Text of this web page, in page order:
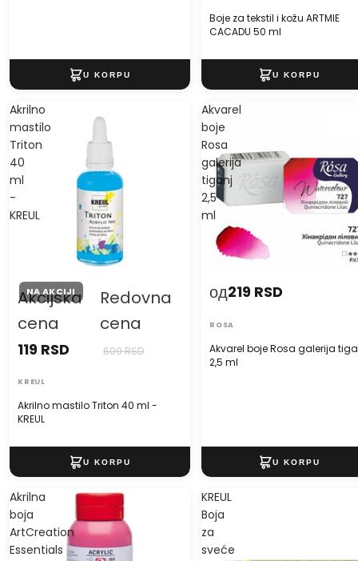
Boje za tekstil i kožu ARTMIE
CACADU 50 ml
Akrilno
mastilo
Triton
40
ml
-
KREUL
NA AKCIJI
Akrilno mastilo Triton 40 ml -
KREUL
Akcijska
cena
119 RSD
Redovna
cena
609 RSD
KREUL
Akvarel
boje
Rosa
galerija
tiganj
2,5
ml
Akvarel boje Rosa galerija
2,5 ml
од219 RSD
ROSA
Akrilna
boja
ArtCreation
Essentials
KREUL
Boja
za
sveće